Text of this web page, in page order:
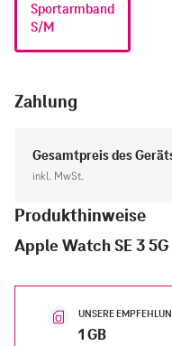
Sportarmband
S/M
Zahlung
Gesamtpreis des
inkl. MwSt.
Produkthinweise
Apple Watch SE 3
UNSERE
1 GB